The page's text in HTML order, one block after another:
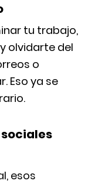
tu trabajo,
olvidarte del
o
Eso ya se
esos